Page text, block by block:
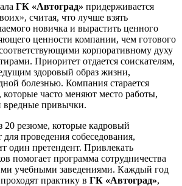
ГК «Автоград» придерживается
считая, что лучше взять
новичка и вырастить ценного
ценности компании, чем готового
корпоративному духу
Приоритет отдается соискателям,
здоровый образ жизни,
болезнью. Компания старается
которые часто меняют место работы,
вредные привычки.
20 резюме, которые кадровый
для проведения собеседования,
один претендент. Привлекать
помогает программа сотрудничества
учебными заведениями. Каждый год
практику в ГК «Автоград»,